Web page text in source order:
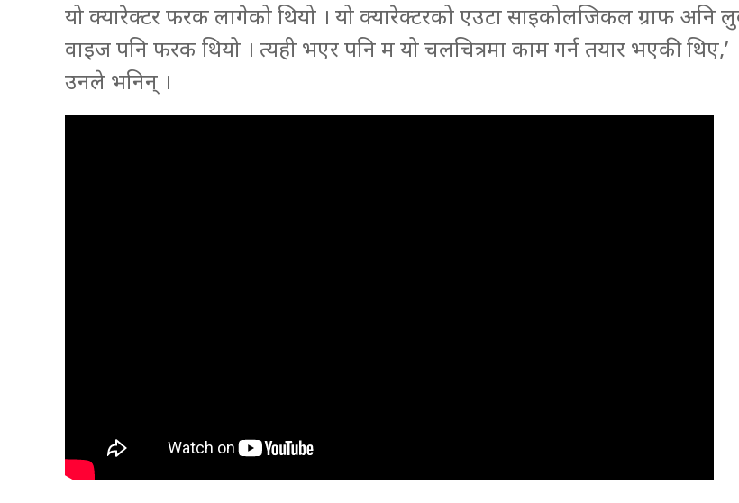
यो क्यारेक्टर फरक लागेको थियो । यो क्यारेक्टरको एउटा साइकोलजिकल ग्राफ अनि
वाइज पनि फरक थियो । त्यही भएर पनि म यो चलचित्रमा काम गर्न तयार भएकी थिए,’
उनले भनिन् ।